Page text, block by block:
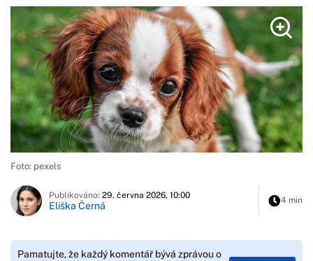
Foto: pexels
Publikováno: 29. června 2026, 10:00
Eliška Černá 4 min
Pamatujte, že každý komentář bývá zprávou o